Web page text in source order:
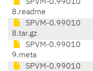
SPVM-0.99010
8.readme
SPVM-0.99010
8.tar.gz
SPVM-0.99010
9.meta
SPVM-0.99010